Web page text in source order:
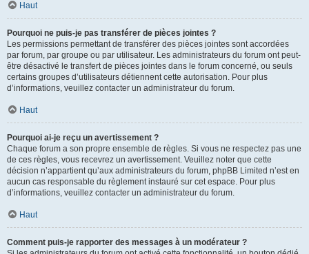
Haut
Pourquoi ne puis-je pas transférer de pièces jointes ?
Les permissions permettant de transférer des pièces jointes sont accordées
par forum, par groupe ou par utilisateur. Les administrateurs du forum ont peut-
être désactivé le transfert de pièces jointes dans le forum concerné, ou seuls
certains groupes d’utilisateurs détiennent cette autorisation. Pour plus
d’informations, veuillez contacter un administrateur du forum.
Haut
Pourquoi ai-je reçu un avertissement ?
Chaque forum a son propre ensemble de règles. Si vous ne respectez pas une
de ces règles, vous recevrez un avertissement. Veuillez noter que cette
décision n’appartient qu’aux administrateurs du forum, phpBB Limited n’est en
aucun cas responsable du règlement instauré sur cet espace. Pour plus
d’informations, veuillez contacter un administrateur du forum.
Haut
Comment puis-je rapporter des messages à un modérateur ?